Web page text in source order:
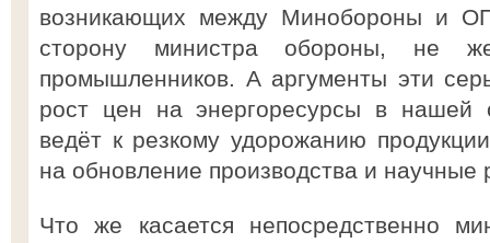
возникающих между Минобороны и
сторону министра обороны, не
промышленников. А аргументы эти
рост цен на энергоресурсы в нашей
ведёт к резкому удорожанию
на обновление производства и научные
Что же касается непосредственно